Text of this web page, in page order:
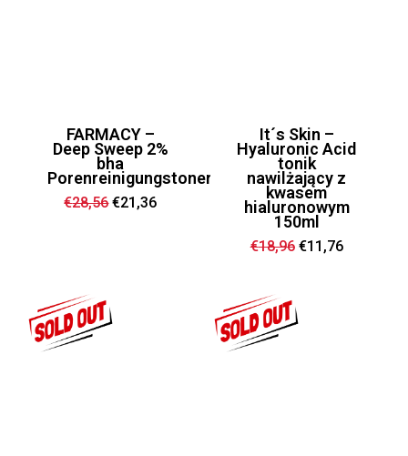
FARMACY –
Deep Sweep 2%
bha
Porenreinigungstoner
€28,56Ursprünglicher
Preis
€21,36Aktueller
It´s Skin –
Hyaluronic Acid
tonik
nawilżający z
kwasem
hialuronowym
150ml
€18,96 Ursprünglicher
Preis
€11,76Aktueller